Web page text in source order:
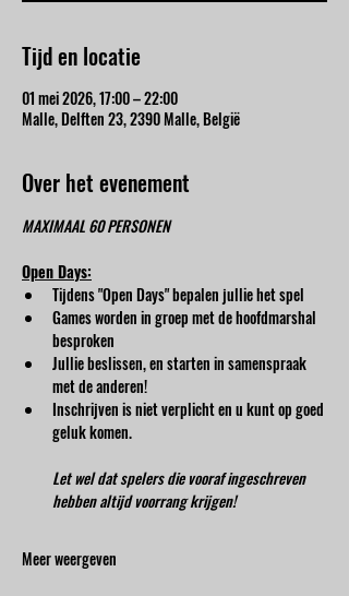
Tijd en locatie
01 mei 2026, 17:00 – 22:00
Malle, Delften 23, 2390 Malle, België
Over het evenement
MAXIMAAL 60 PERSONEN
Open Days:
Tijdens "Open Days" bepalen jullie het spel
Games worden in groep met de hoofdmarshal
besproken
Jullie beslissen, en starten in samenspraak
met de anderen!
Inschrijven is niet verplicht en u kunt op goed
geluk komen.
Let wel dat spelers die vooraf ingeschreven
hebben altijd voorrang krijgen!
Meer weergeven